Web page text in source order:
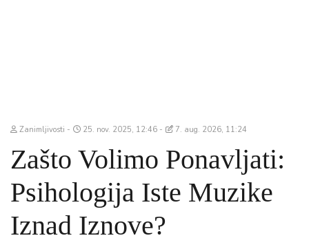
Zanimljivosti 25. nov. 2025, 12:46 7. aug. 2026, 11:24
Zašto Volimo Ponavljati:
Psihologija Iste Muzike
Iznad Iznove?